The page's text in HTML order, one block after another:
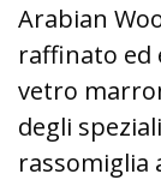
Arabian
raffinato ed
vetro
degli
rassomiglia